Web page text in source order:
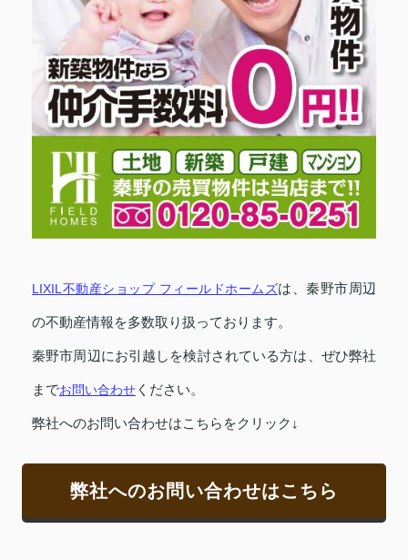
LIXIL不動産ショップ フィールドホームズは、秦野市周辺
の不動産情報を多数取り扱っております。
秦野市周辺にお引越しを検討されている方は、ぜひ弊社
までお問い合わせ ください。
弊社へのお問い合わせはこちらをクリック↓
弊社へのお問い合わせはこちら